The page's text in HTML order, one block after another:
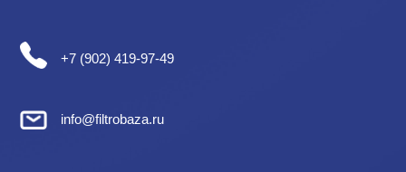
+7 (902) 419-97-49
info@filtrobaza.ru